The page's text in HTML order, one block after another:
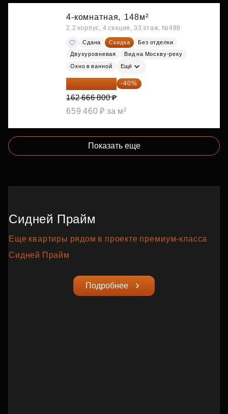
4-комнатная, 148м²
2.2 корпус, 4 секция, 33 этаж, №488
Сдана Скидка
Без отделки
Двухуровневая
Вид на Москву-реку
Окно в ванной Ещё
97 600 080 ₽ -40%
162 666 800 ₽
659 460 ₽ за м²
Показать еще
Сидней Прайм
Еще квартиры рядом в проекте премиум‑класса
Сидней Прайм
Подробнее